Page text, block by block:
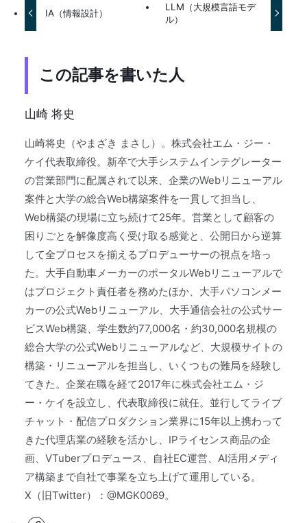
IA（情報設計）
LLM（大規模言語モデ
ル）
この記事を書いた人
山崎 将史
山崎将史（やまざき まさし）。株式会社エム・ジー・
ケイ代表取締役。新卒で大手システムインテグレーター
の営業部門に配属されて以来、企業のWebリニューアル
案件と大学の総合Web構築案件を一貫して担当し、
Web構築の現場に立ち続けて25年。営業として顧客の
困りごとを解像度高く受け取る感覚と、公開日から逆算
して全プロセスを揃えるプロデューサーの視点を培っ
た。大手自動車メーカーのポータルWebリニューアルで
はプロジェクト責任者を務めたほか、大手パソコンメー
カーの公式Webリニューアル、大手通信会社の公式サー
ビスWeb構築、学生数約77,000名・約30,000名規模の
総合大学の公式Webリニューアルなど、大規模サイトの
構築・リニューアルを担当し、いくつもの難局を経験し
てきた。企業在職を経て2017年に株式会社エム・ジ
ー・ケイを設立し、代表取締役に就任。並行してライブ
チャット・配信プロダクション業界に15年以上携わって
きた代理店業の経験を活かし、IPライセンス商品の企
画、VTuberプロデュース、自社EC運営、AI活用メディ
ア構築まで自社で事業を立ち上げて運用している。
X（旧Twitter）：@MGK0069。